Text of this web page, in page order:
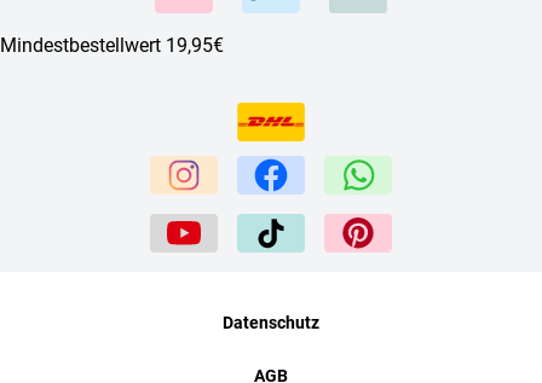
Mindestbestellwert 19,95€
Datenschutz
AGB